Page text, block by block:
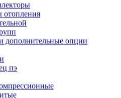
отопления
дополнительные опции
пэ